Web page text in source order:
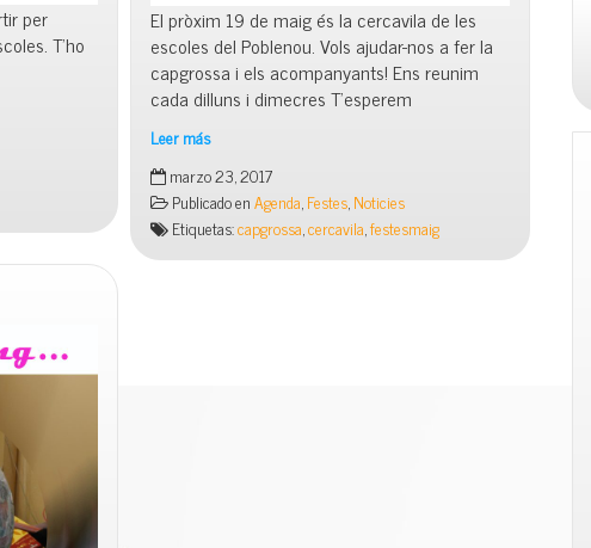
per
T’ho
El pròxim 19 de maig és la cercavila de les
escoles del Poblenou. Vols ajudar-nos a fer la
capgrossa i els acompanyants! Ens reunim
cada dilluns i dimecres T’esperem
Leer más
Bella
i
els
seus
popets
marzo 23, 2017
Publicado enAgenda,Festes,Noticies
Etiquetas:capgrossa,cercavila,festesmaig